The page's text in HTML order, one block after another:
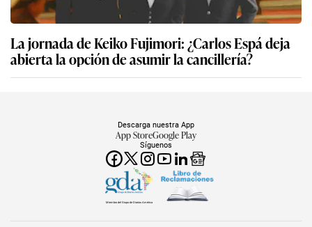
La jornada de Keiko Fujimori: ¿Carlos Espá deja
abierta la opción de asumir la cancillería?
Síguenos
Descarga nuestra App
App StoreGoogle Play
Miembro del Grupo de Diarios América